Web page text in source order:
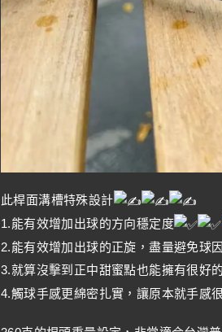
此桿面溝槽特殊設計
1.能有效增加出球的方向穩定度
2.能有效增加出球的正旋，盡量避免球
3.就算沒擊到正中甜蜜點也能擁有很好
4.觸球手感更綿密扎實，讓原本就手感